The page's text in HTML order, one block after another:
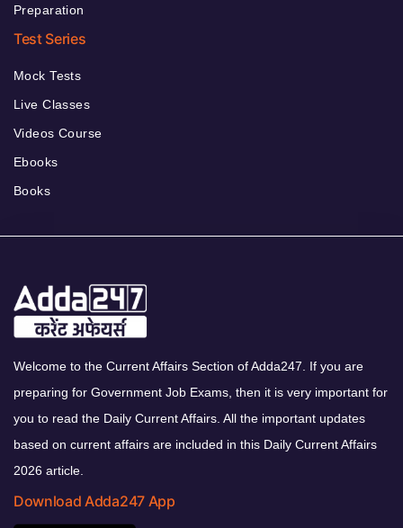
Preparation
Test Series
Mock Tests
Live Classes
Videos Course
Ebooks
Books
Welcome to the Current Affairs Section of Adda247. If you are
preparing for Government Job Exams, then it is very important for
you to read the Daily Current Affairs. All the important updates
based on current affairs are included in this Daily Current Affairs
2026 article.
Download Adda247 App